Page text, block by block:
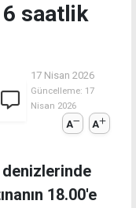
saatlik
17 Nisan 2026
Güncelleme: 17
Nisan 2026
A A
18.00'e